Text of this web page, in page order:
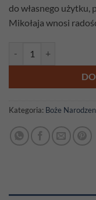
do własnego użytku,
Mikołaja wnosi
Kategoria: Boże